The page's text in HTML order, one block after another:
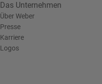
Das Unternehmen
Über Weber
Presse
Karriere
Logos